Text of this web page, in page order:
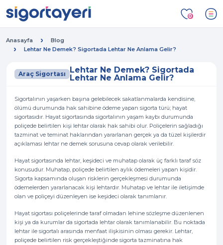
0
Anasayfa
Blog
Lehtar Ne Demek? Sigortada Lehtar Ne Anlama Gelir?
Araç Sigortası Lehtar Ne Demek? Sigortada
Lehtar Ne Anlama Gelir?
Sigortalının yaşarken başına gelebilecek sakatlanmalarda kendisine,
ölümü durumunda hak sahibine ödeme yapan sigorta türü; hayat
sigortasıdır. Hayat sigortasında sigortalının yaşam kaybı durumunda
poliçede belirtilen kişi lehtar olarak hak sahibi olur. Poliçelerin sağladığı
tazminat ve teminat haklarından yararlanan gerçek ya da tüzel kişilerdir
açıklaması lehtar ne demek sorusuna cevap olarak verilebilir.
Hayat sigortasında lehtar, keşideci ve muhatap olarak üç farklı taraf söz
konusudur. Muhatap, poliçede belirtilen aylık ödemeleri yapan kişidir.
Sigorta kapsamında oluşan risklerin gerçekleşmesi durumunda
ödemelerden yararlanacak kişi lehtardır. Muhatap ve lehtar ile iletişimde
olan ve poliçeyi düzenleyen ise keşideci olarak tanımlanır.
Hayat sigortası poliçelerinde taraf olmadan lehine sözleşme düzenlenen
kişi ya da kurumlar da sigortada lehtar olarak tanımlanabilir. Bu noktada
lehtar ile sigortalı arasında menfaat ilişkisinin olması gerekir. Lehtar,
poliçede belirtilen risk gerçekleştiğinde sigorta tazminatına hak